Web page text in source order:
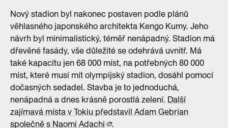
Nový stadion byl nakonec postaven podle plánů
věhlasného japonského architekta Kengo Kumy. Jeho
návrh byl minimalistický, téměř nenápadný. Stadion má
dřevěné fasády, vše důležité se odehrává uvnitř. Má
také kapacitu jen 68 000 míst, na potřebných 80 000
míst, které musí mít olympijský stadion, dosáhl pomocí
dočasných sedadel. Stavba je to jednoduchá,
nenápadná a dnes krásně porostlá zelení. Další
zajímavá místa v Tokiu představil Adam Gebrian
společně s Naomi Adachi
.